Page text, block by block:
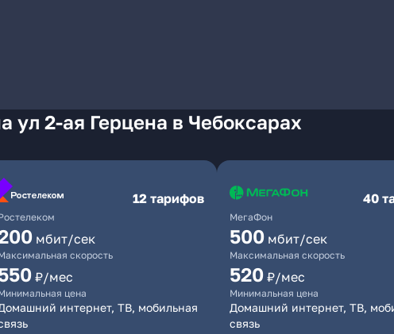
ул 2-ая Герцена в Чебоксарах
12 тарифов
мбит/сек
скорость
₽/мес
цена
интернет, ТВ, мобильная
МегаФон
40
500 мбит/сек
Максимальная скорость
520 ₽/мес
Минимальная цена
Домашний интернет, ТВ,
связь